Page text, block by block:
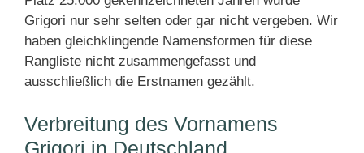
Grigori nur sehr selten oder gar nicht vergeben. Wir
haben gleichklingende Namensformen für diese
Rangliste nicht zusammengefasst und
ausschließlich die Erstnamen gezählt.
Verbreitung des Vornamens
Grigori in Deutschland